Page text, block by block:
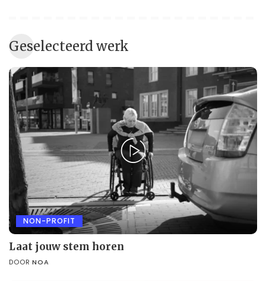
Geselecteerd werk
NON-PROFIT
Laat jouw stem horen
DOOR NOA